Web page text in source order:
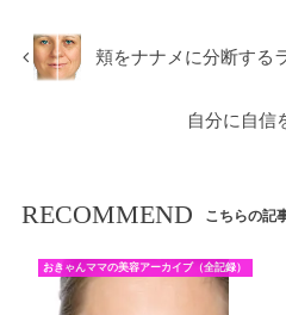
頬をナナメに分断する
自分に自信
RECOMMEND こちらの記
おきゃんママの美容アーカイブ（全記録）